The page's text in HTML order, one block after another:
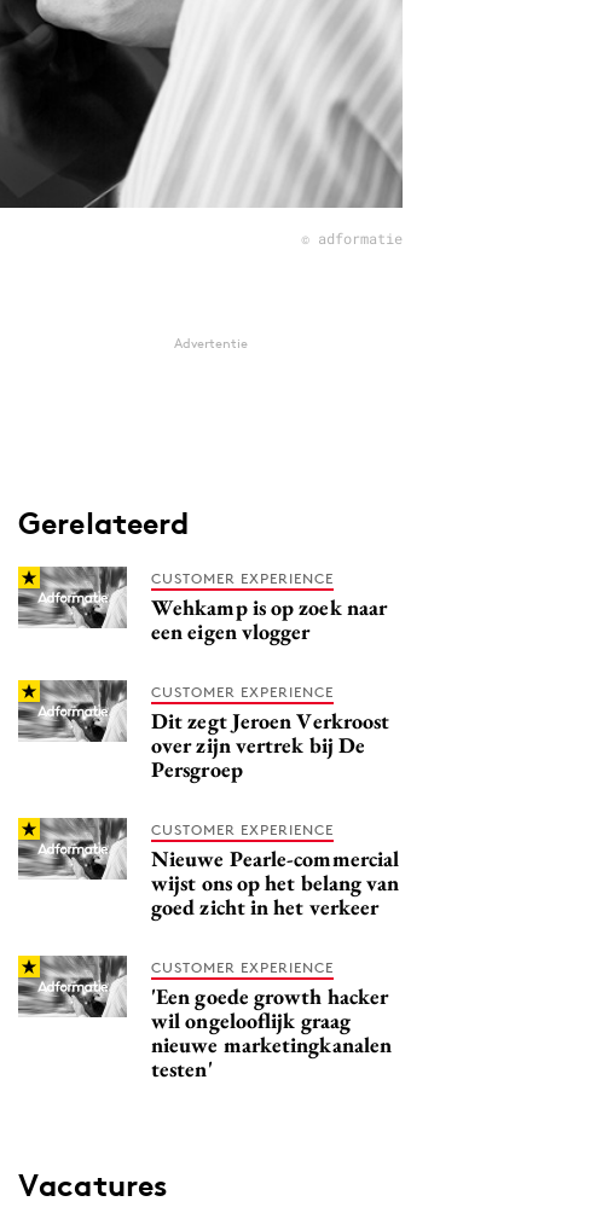
© adformatie
Advertentie
Gerelateerd
CUSTOMER EXPERIENCE
Wehkamp is op zoek naar
een eigen vlogger
CUSTOMER EXPERIENCE
Dit zegt Jeroen Verkroost
over zijn vertrek bij De
Persgroep
CUSTOMER EXPERIENCE
Nieuwe Pearle-commercial
wijst ons op het belang van
goed zicht in het verkeer
CUSTOMER EXPERIENCE
'Een goede growth hacker
wil ongelooflijk graag
nieuwe marketingkanalen
testen'
Vacatures